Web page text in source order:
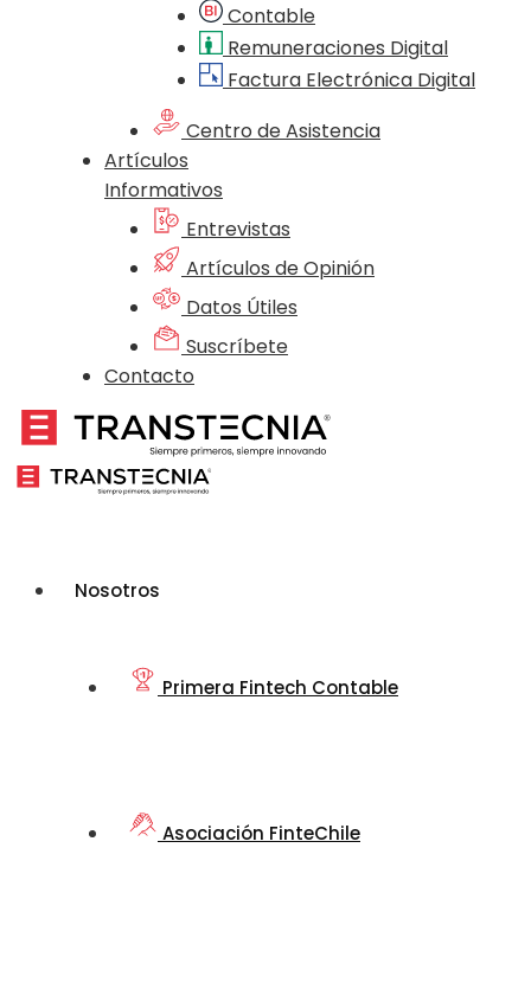
Contable
Remuneraciones Digital
Factura Electrónica Digital
Centro de Asistencia
Artículos
Informativos
Entrevistas
Artículos de Opinión
Datos Útiles
Suscríbete
Contacto
Nosotros
Primera Fintech Contable
Asociación FinteChile